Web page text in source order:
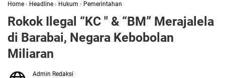
Home › Headline › Hukum › Pemerintahan
Rokok Ilegal “KC " & “BM” Merajalela
di Barabai, Negara Kebobolan
Miliaran
Admin Redaksi